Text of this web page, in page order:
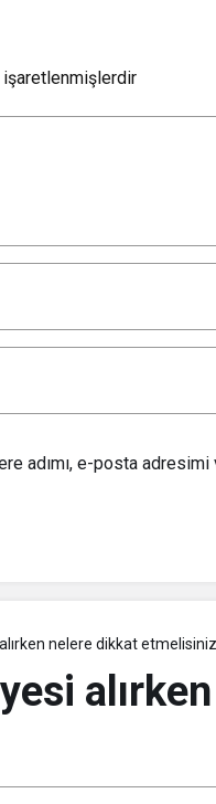
işaretlenmişlerdir
adımı, e-posta
nelere dikkat